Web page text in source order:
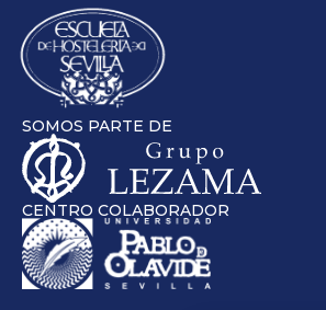
SOMOS PARTE DE
CENTRO COLABORADOR